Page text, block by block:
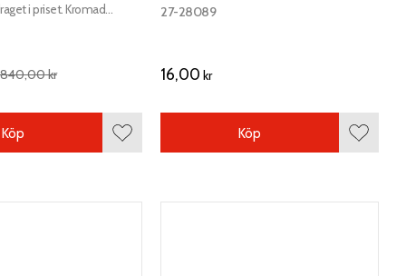
i priset. Kromad
stor krok. Totalmått
840,00kr
Lägg till i favoriter
Köp
27-28089
16,00 kr
Lägg
Köp